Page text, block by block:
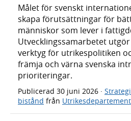
Målet för svenskt
skapa förutsättningar för
människor som lever i
Utvecklingssamarbetet
verktyg för utrikespolitiken
främja och värna svenska
prioriteringar.
Publicerad 30 juni 2026 ·
bistånd från